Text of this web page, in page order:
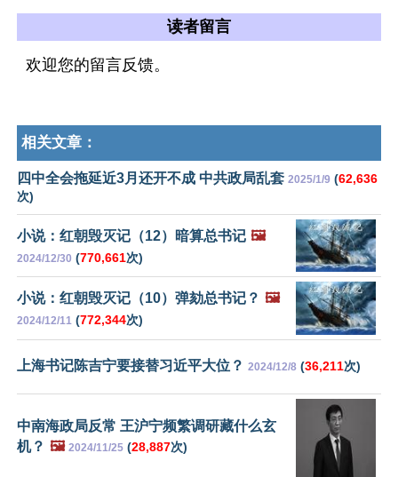
读者留言
欢迎您的留言反馈。
相关文章：
四中全会拖延近3月还开不成 中共政局乱套 2025/1/9 (62,636
次)
小说：红朝毁灭记（12）暗算总书记 🖼️
2024/12/30 (770,661次)
小说：红朝毁灭记（10）弹劾总书记？ 🖼️
2024/12/11 (772,344次)
上海书记陈吉宁要接替习近平大位？ 2024/12/8 (36,211次)
中南海政局反常 王沪宁频繁调研藏什么玄
机？ 🖼️ 2024/11/25 (28,887次)